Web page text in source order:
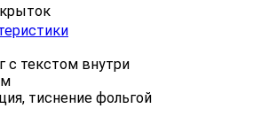
с текстом внутри
тиснение фольгой